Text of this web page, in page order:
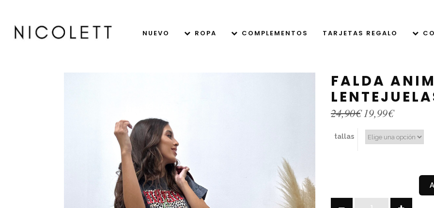
NUEVO ROPA COMPLEMENTOS TARJETAS REGALO
FALDA
24,90€ El
precio
original
era:
19,99€El
actual
es:
tallas